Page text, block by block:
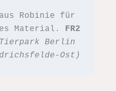
Robinie für
Material. FR2
Berlin
Ost)